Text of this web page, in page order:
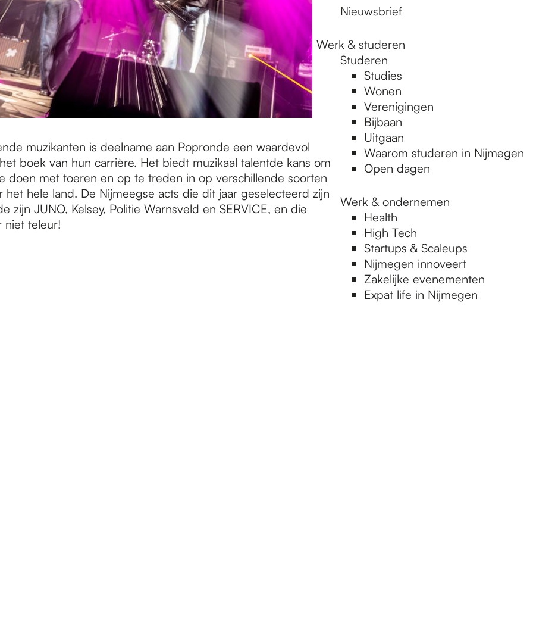
Nieuwsbrief
Werk & studeren
Studeren
Studies
Wonen
Verenigingen
Bijbaan
Uitgaan
Waarom studeren in Nijmegen
Open dagen
Werk & ondernemen
Health
High Tech
Startups & Scaleups
Nijmegen innoveert
Zakelijke evenementen
Expat life in Nijmegen
muzikanten is deelname aan Popronde een waardevol
boek van hun carrière. Het biedt muzikaal talentde kans om
doen met toeren en op te treden in op verschillende soorten
het hele land. De Nijmeegse acts die dit jaar geselecteerd zijn
zijn JUNO, Kelsey, Politie Warnsveld en SERVICE, en die
niet teleur!